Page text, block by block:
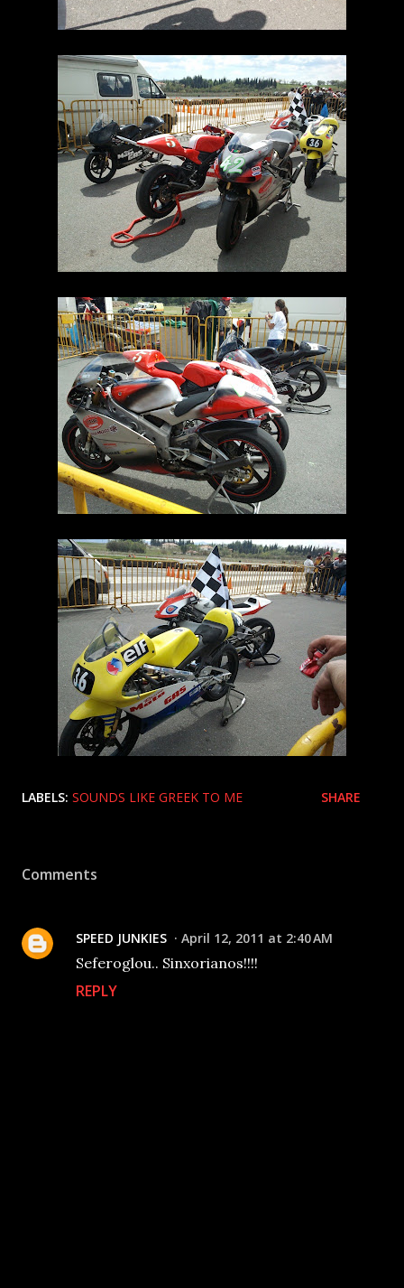
LABELS: SOUNDS LIKE GREEK TO ME SHARE
Comments
SPEED JUNKIES April 12, 2011 at 2:40 AM
Seferoglou.. Sinxorianos!!!!
REPLY